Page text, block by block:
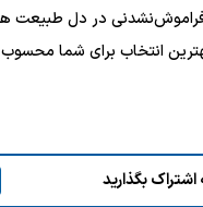
فراموش‌نشدنی در دل طبیعت
انتخاب برای شما
بگذارید